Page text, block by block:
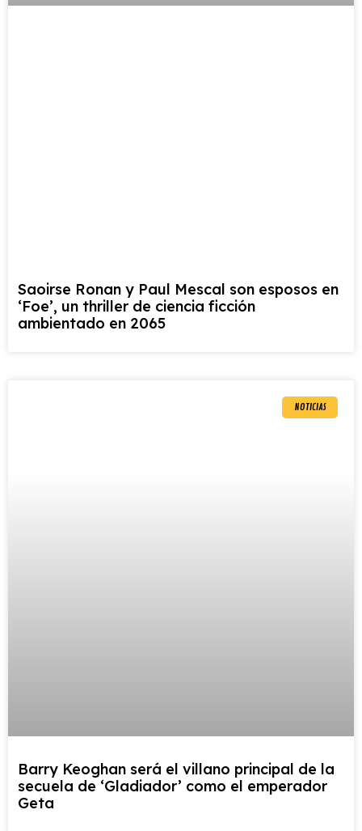
Saoirse Ronan y Paul Mescal son esposos en
‘Foe’, un thriller de ciencia ficción
ambientado en 2065
NOTICIAS
Barry Keoghan será el villano principal de la
secuela de ‘Gladiador’ como el emperador
Geta